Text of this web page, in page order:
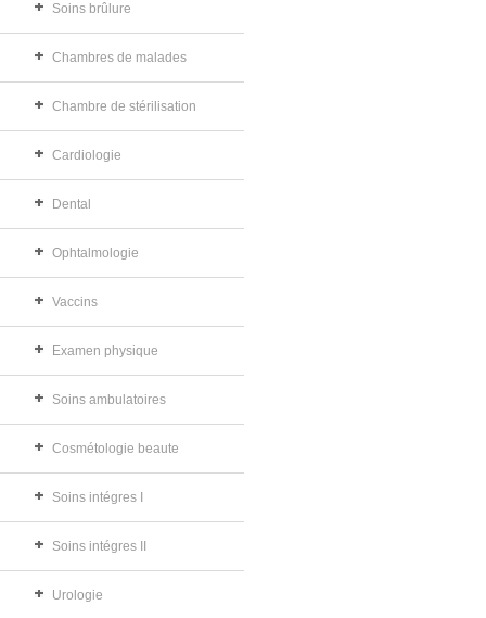
Soins brûlure
Chambres de malades
Chambre de stérilisation
Cardiologie
Dental
Ophtalmologie
Vaccins
Examen physique
Soins ambulatoires
Cosmétologie beaute
Soins intégres I
Soins intégres II
Urologie